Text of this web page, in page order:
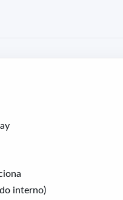
interno)